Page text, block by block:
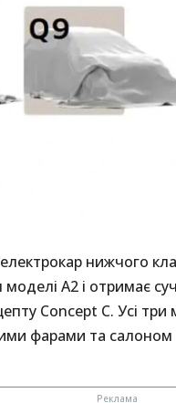
нижчого
A2 і отримає
Concept C. Усі
фарами та